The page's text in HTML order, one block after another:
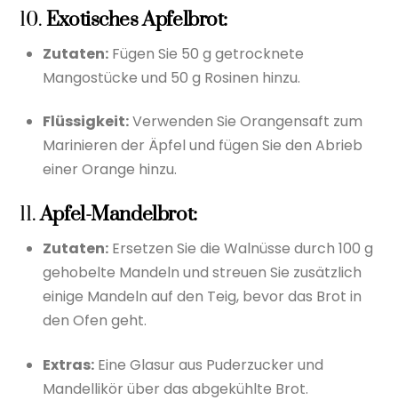
10.Exotisches Apfelbrot:
Zutaten: Fügen Sie 50 g getrocknete
Mangostücke und 50 g Rosinen hinzu.
Flüssigkeit:Verwenden Sie Orangensaft zum
Marinieren der Äpfel und fügen Sie den Abrieb
einer Orange hinzu.
11.Apfel-Mandelbrot:
Zutaten: Ersetzen Sie die Walnüsse durch 100 g
gehobelte Mandeln und streuen Sie zusätzlich
einige Mandeln auf den Teig, bevor das Brot in
den Ofen geht.
Extras: Eine Glasur aus Puderzucker und
Mandellikör über das abgekühlte Brot.